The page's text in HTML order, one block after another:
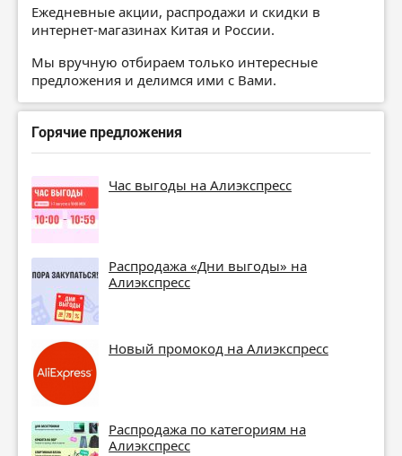
Ежедневные акции, распродажи и скидки в
интернет-магазинах Китая и России.
Мы вручную отбираем только интересные
предложения и делимся ими с Вами.
Горячие предложения
Час выгоды на Алиэкспресс
Распродажа «Дни выгоды» на
Алиэкспресс
Новый промокод на Алиэкспресс
Распродажа по категориям на
Алиэкспресс